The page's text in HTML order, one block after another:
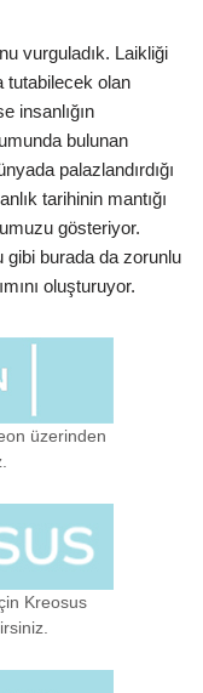
vurguladık. Laikliği
tutabilecek olan
insanlığın
bulunan
palazlandırdığı
tarihinin mantığı
gösteriyor.
gibi burada da zorunlu
oluşturuyor.
üzerinden
Kreosus